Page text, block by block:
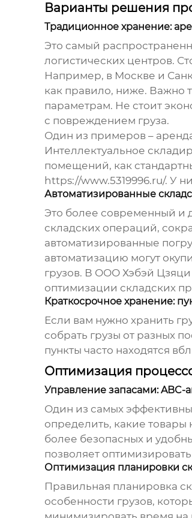
Варианты решения
Традиционное хранение:
Это самый
логистических центров.
Например, в Москве и
как правило, ниже. Важно
параметрам. Не стоит
с повреждением груза.
Один из примеров –
Интеллектуальное
помещений, как
https://www.5319996.ru/. У
Автоматизированные
Это более современный и
складских операций,
автоматизированные
автоматизацию могут
грузов. В ООО Хэбэй
оптимизации складских
Краткосрочное хранение:
Если вам нужно хранить
собрать грузы от разных
пункты часто находятся
Оптимизация
Управление запасами: ABC-
Один из самых
определить, какие
более безопасных и
позволяет
Оптимизация планировки
Правильная планировка
особенности грузов,